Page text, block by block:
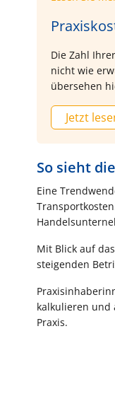
Die Zahl
nicht wie
übersehen
Jetzt
So sieht
Eine
Mit Blick auf
steigenden
kalkulieren und
Praxis.